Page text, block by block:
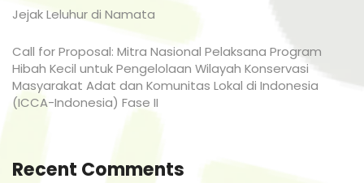
Jejak Leluhur di Namata
Call for Proposal: Mitra Nasional Pelaksana Program
Hibah Kecil untuk Pengelolaan Wilayah Konservasi
Masyarakat Adat dan Komunitas Lokal di Indonesia
(ICCA-Indonesia) Fase II
Recent Comments